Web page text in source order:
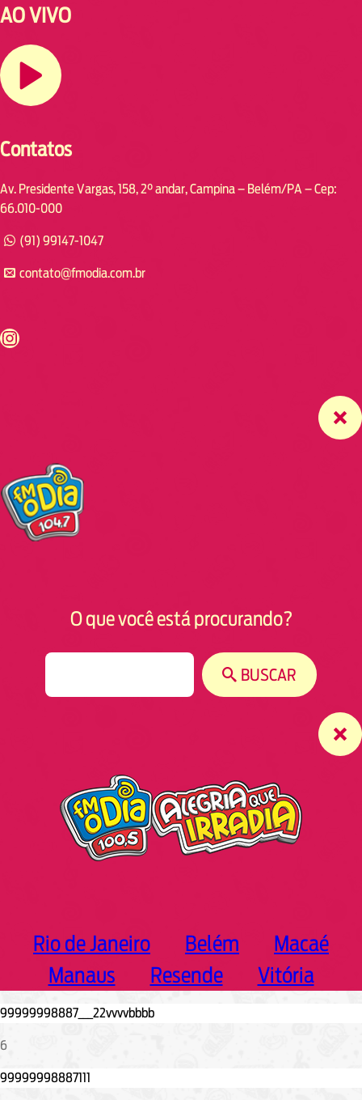
AO VIVO
Contatos
Av. Presidente Vargas, 158, 2° andar, Campina – Belém/PA – Cep:
66.010-000
(91) 99147-1047
contato@fmodia.com.br
https://www.instagram.com/fmodia.cabofrio/
O que você está procurando?
BUSCAR
Rio de Janeiro Belém
Macaé
Manaus
Resende Vitória
6